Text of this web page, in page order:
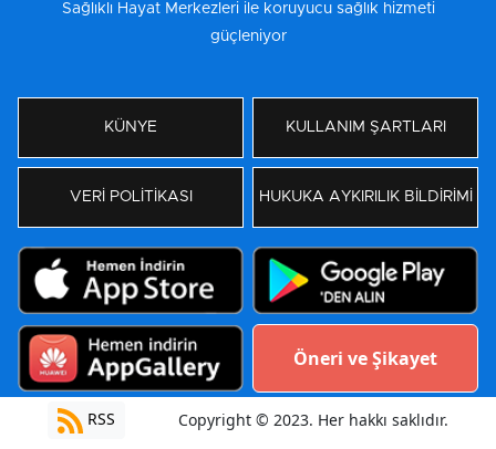
Sağlıklı Hayat Merkezleri ile koruyucu sağlık hizmeti
güçleniyor
KÜNYE KULLANIM ŞARTLARI
VERİ POLİTİKASI HUKUKA AYKIRILIK BİLDİRİMİ
Öneri ve Şikayet
RSS Copyright © 2023. Her hakkı saklıdır.